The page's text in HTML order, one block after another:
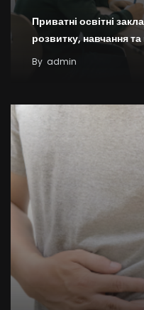
Приватні освітні
розвитку, навчання
By admin